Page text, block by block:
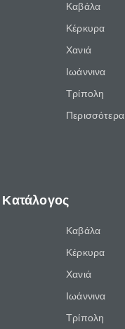
Καβάλα
Κέρκυρα
Χανιά
Ιωάννινα
Τρίπολη
Περισσότερα
Καβάλα
Κέρκυρα
Χανιά
Ιωάννινα
Τρίπολη